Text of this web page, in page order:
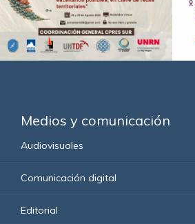
Medios y comunicación
Audiovisuales
Comunicación digital
Editorial